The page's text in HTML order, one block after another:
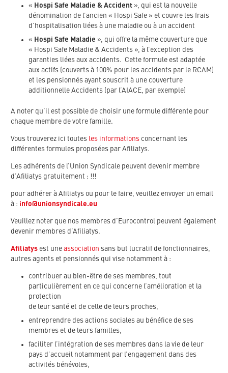
« Hospi Safe Maladie & Accident », qui est la nouvelle
dénomination de l’ancien « Hospi Safe » et couvre les frais
d’hospitalisation liées à une maladie ou à un accident
« Hospi Safe Maladie », qui offre la même couverture que
« Hospi Safe Maladie & Accidents », à l’exception des
garanties liées aux accidents. Cette formule est adaptée
aux actifs (couverts à 100% pour les accidents par le RCAM)
et les pensionnés ayant souscrit à une couverture
additionnelle Accidents (par l’AIACE, par exemple)
A noter qu’il est possible de choisir une formule différente pour
chaque membre de votre famille.
Vous trouverez ici toutes les informations concernant les
différentes formules proposées par Afiliatys.
Les adhérents de l’Union Syndicale peuvent devenir membre
d’Afiliatys gratuitement : !!!
pour adhérer à Afiliatys ou pour le faire, veuillez envoyer un email
à : info@unionsyndicale.eu
Veuillez noter que nos membres d’Eurocontrol peuvent également
devenir membres d’Afiliatys.
Afiliatys est une association sans but lucratif de fonctionnaires,
autres agents et pensionnés qui vise notamment à :
contribuer au bien-être de ses membres, tout
particulièrement en ce qui concerne l’amélioration et la
protection
de leur santé et de celle de leurs proches,
entreprendre des actions sociales au bénéfice de ses
membres et de leurs familles,
faciliter l’intégration de ses membres dans la vie de leur
pays d’accueil notamment par l’engagement dans des
activités bénévoles,